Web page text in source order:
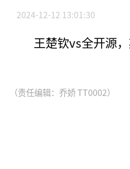
2024-12-12 13:01:30
王楚钦vs全开源
（责任编辑：乔娇 TT0002）